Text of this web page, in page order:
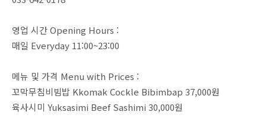
영업 시간 Opening Hours :
매일 Everyday 11:00~23:00
메뉴 및 가격 Menu with Prices :
꼬막무침비빔밥 Kkomak Cockle Bibimbap 37,000원
육사시미 Yuksasimi Beef Sashimi 30,000원